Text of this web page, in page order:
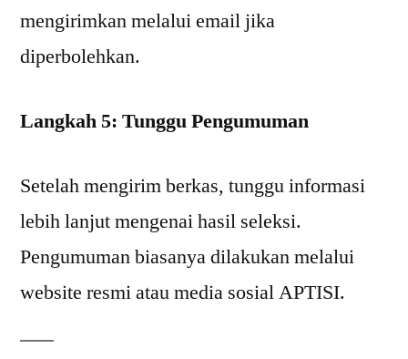
mengirimkan melalui email jika
diperbolehkan.
Langkah 5: Tunggu Pengumuman
Setelah mengirim berkas, tunggu informasi
lebih lanjut mengenai hasil seleksi.
Pengumuman biasanya dilakukan melalui
website resmi atau media sosial APTISI.